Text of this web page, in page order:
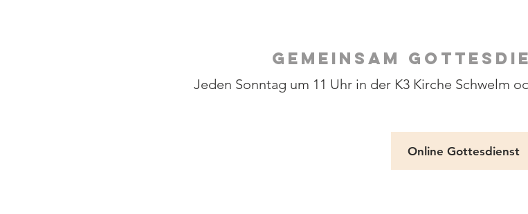
GEMEINSAM
Jeden Sonntag um 11 Uhr in der K3 Kirche Schwelm
Online Gottesdienst